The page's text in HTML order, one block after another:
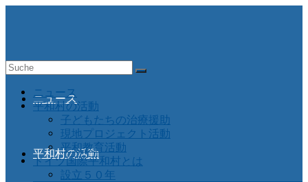
ニュース
平和村の活動
Suche
ニュース
平和村の活動
子どもたちの治療援助
現地プロジェクト活動
平和教育活動
ドイツ国際平和村とは
設立５０年